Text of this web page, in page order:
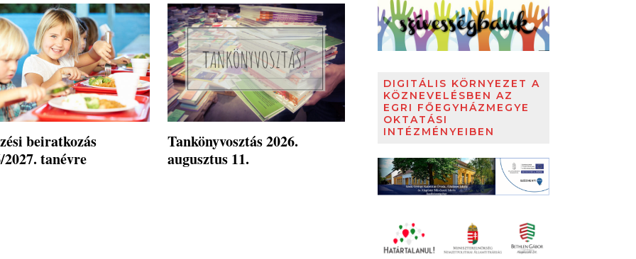
beiratkozás
2027. tanévre
Tankönyvosztás 2026.
augusztus 11.
DIGITÁLIS KÖRNYEZET A
KÖZNEVELÉSBEN AZ
EGRI FŐEGYHÁZMEGYE
OKTATÁSI
INTÉZMÉNYEIBEN